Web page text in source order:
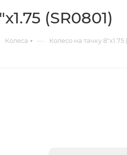
(SR0801)
Колеса — Колесо на тачку 8"х1.75